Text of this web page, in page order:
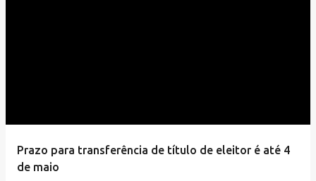
Prazo para transferência de título de eleitor é até 4
de maio